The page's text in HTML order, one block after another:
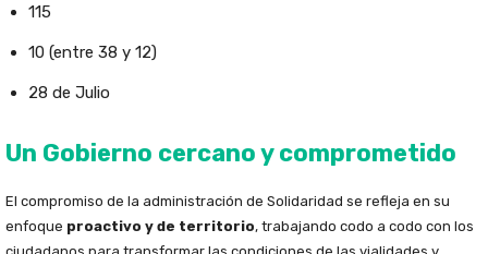
115
10 (entre 38 y 12)
28 de Julio
Un Gobierno cercano y comprometido
El compromiso de la administración de Solidaridad se refleja en su
enfoque proactivo y de territorio, trabajando codo a codo con los